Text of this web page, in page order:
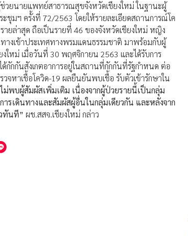
ยนายแพทย์สาธารณสุขจังหวัดเชียงใหม่ ในฐานะผู้
ชุมฯ ครั้งที่ 72/2563 โดยให้รายละเอียดสถานการณ์โค
ยล่าสุด ถือเป็นรายที่ 46 ของจังหวัดเชียงใหม่ หญิง
างเข้าประเทศทางพรมแดนธรรมชาติ มาพร้อมกับผู้
งใหม่ เมื่อวันที่ 30 พฤศจิกายน 2563 และได้รับการ
กักกันสังเกตอาการอยู่ในสถานที่กักกันที่รัฐกำหนด ต่อ
จหาเชื้อโควิด-19 ผลยืนยันพบเชื้อ รับตัวเข้ารักษาใน
ม่พบผู้สัมผัสเพิ่มเติม เนื่องจากผู้ป่วยรายนี้เป็นกลุ่ม
รเดินทางและสัมผัสผู้อื่นในกลุ่มเดียวกัน และหลังจาก
ทันที” ผช.สสจ.เชียงใหม่ กล่าว